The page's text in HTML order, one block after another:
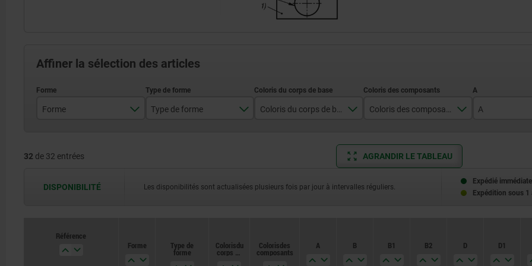
Affiner la sélection des articles
Forme
B
Type de forme
blanc
A
32 de 32 entrées AGRANDIR LE TABLEAU
DISPONIBILITÉ Les disponibilités sont actualisées plusieurs fois par jour à intervalles réguliers.
Expédié
Expédition sous 1
Référence
Forme
Type de
forme
Coloris du
corps de
Coloris des
composants
A B B1 B2 D D1
Référence
Forme
Type de
forme
Coloris du
corps de
Coloris des
composants
A B B1 B2 D D1